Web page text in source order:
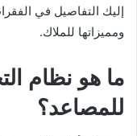
ومميزاتها للملاك.
ما هو نظام
للمصاعد؟